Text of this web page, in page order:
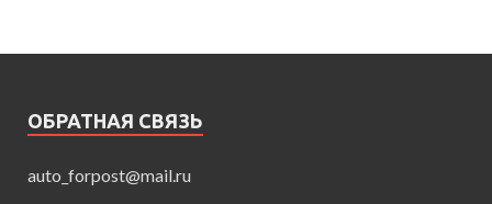
ОБРАТНАЯ СВЯЗЬ
auto_forpost@mail.ru